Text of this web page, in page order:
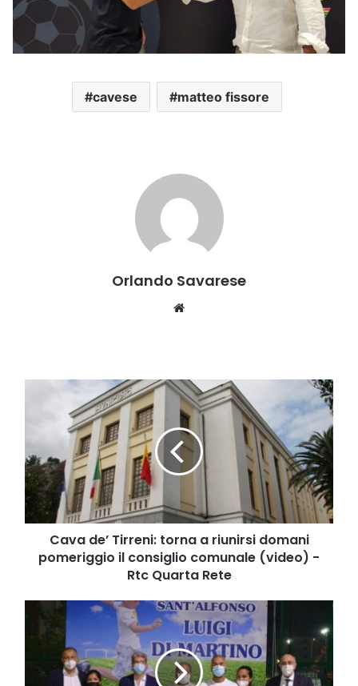
cavese matteo fissore
Orlando Savarese
Cava
Tirreni:
torna
a
riunirsi
domani
pomeriggio
il
consiglio
comunale
(video)
Rtc
Quarta
Rete
Cava de’ Tirreni: torna a riunirsi domani
pomeriggio il consiglio comunale (video) -
Rtc Quarta Rete
Gioia
commozione
l'intitolazione